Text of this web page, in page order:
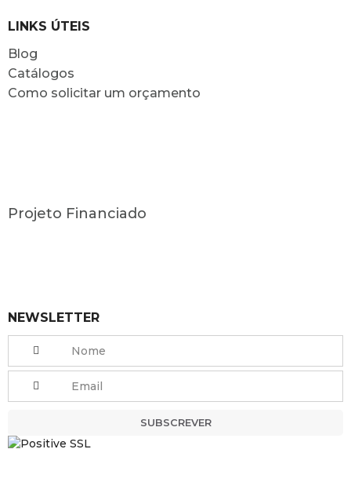
LINKS ÚTEIS
Blog
Catálogos
Como solicitar um orçamento
Projeto Financiado
NEWSLETTER
SUBSCREVER